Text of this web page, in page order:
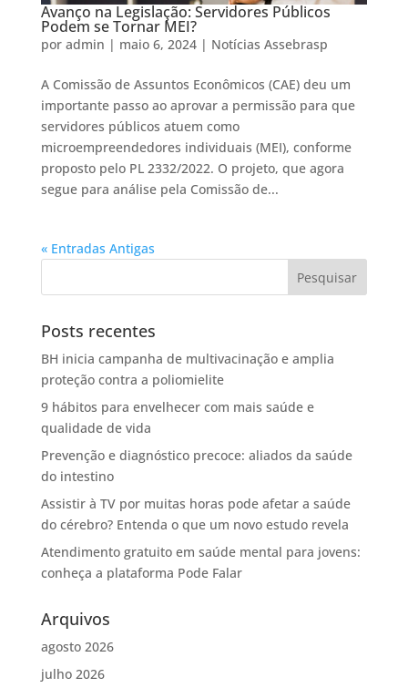
Avanço na Legislação: Servidores Públicos
Podem se Tornar MEI?
por admin | maio 6, 2024| Notícias Assebrasp
A Comissão de Assuntos Econômicos (CAE) deu um
importante passo ao aprovar a permissão para que
servidores públicos atuem como
microempreendedores individuais (MEI), conforme
proposto pelo PL 2332/2022. O projeto, que agora
segue para análise pela Comissão de...
« Entradas Antigas
Posts recentes
BH inicia campanha de multivacinação e amplia
proteção contra a poliomielite
9 hábitos para envelhecer com mais saúde e
qualidade de vida
Prevenção e diagnóstico precoce: aliados da saúde
do intestino
Assistir à TV por muitas horas pode afetar a saúde
do cérebro? Entenda o que um novo estudo revela
Atendimento gratuito em saúde mental para jovens:
conheça a plataforma Pode Falar
Arquivos
agosto 2026
julho 2026